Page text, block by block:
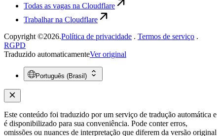
Todas as vagas na Cloudflare
Trabalhar na Cloudflare
Copyright ©2026.Política de privacidade . Termos de serviço .
RGPD
Traduzido automaticamenteVer original
Português (Brasil)
Este conteúdo foi traduzido por um serviço de tradução automática e
é disponibilizado para sua conveniência. Pode conter erros,
omissões ou nuances de interpretação que diferem da versão original